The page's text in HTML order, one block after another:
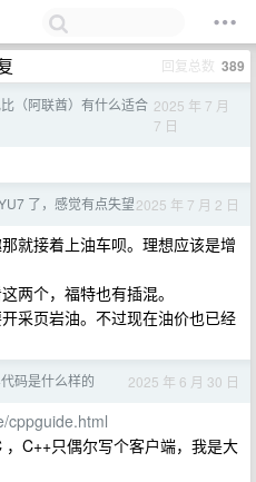
回复总数 389
（阿联酋）有什么适合 2025 年 7 月
7 日
了，感觉有点失望2025 年 7 月 2 日
就接着上油车呗。理想应该是增
两个，福特也有插混。
采页岩油。不过现在油价也已经
码是什么样的 2025 年 6 月 30 日
cppguide.html
C++只偶尔写个客户端，我是大